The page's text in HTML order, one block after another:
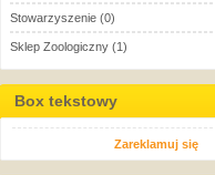
Stowarzyszenie (0)
Sklep Zoologiczny (1)
Box tekstowy
Zareklamuj się